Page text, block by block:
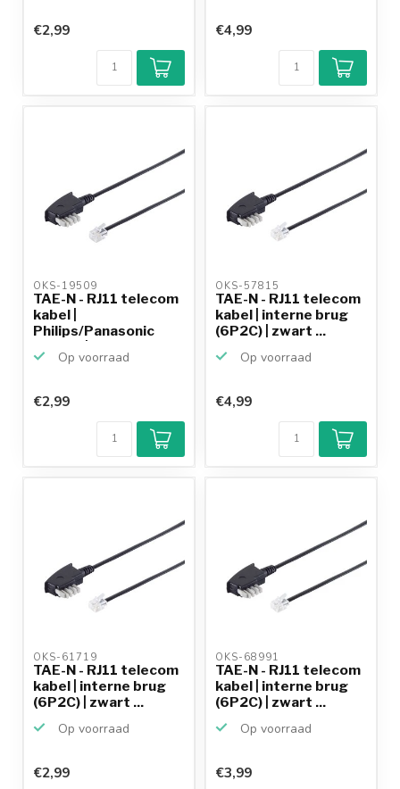
€2,99 €4,99
OKS-19509
TAE-N - RJ11 telecom
kabel |
Philips/Panasonic
(6P4C) | z...
Op voorraad
€2,99
OKS-57815
TAE-N - RJ11 telecom
kabel | interne brug
(6P2C) | zwart ...
Op voorraad
€4,99
OKS-61719
TAE-N - RJ11 telecom
kabel | interne brug
(6P2C) | zwart ...
Op voorraad
€2,99
OKS-68991
TAE-N - RJ11 telecom
kabel | interne brug
(6P2C) | zwart ...
Op voorraad
€3,99